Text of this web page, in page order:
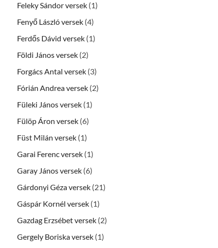
Feleky Sándor versek (1)
Fenyő László versek (4)
Ferdős Dávid versek (1)
Földi János versek (2)
Forgács Antal versek (3)
Fórián Andrea versek (2)
Füleki János versek (1)
Fülöp Áron versek (6)
Füst Milán versek (1)
Garai Ferenc versek (1)
Garay János versek (6)
Gárdonyi Géza versek (21)
Gáspár Kornél versek (1)
Gazdag Erzsébet versek (2)
Gergely Boriska versek (1)